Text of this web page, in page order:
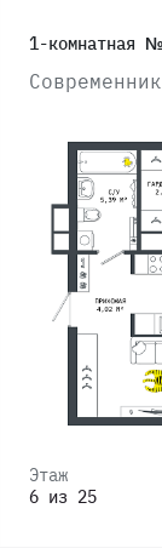
1-комнатная
Этаж
6 из 25